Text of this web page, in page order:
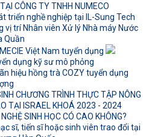
CÔNG TY TNHH NUMECO
triển nghề nghiệp tại IL-Sung Tech
vị trí Nhân viên Xử lý Nhà máy Nước
Quần
Việt Nam tuyển dụng
dụng kỹ sư mô phỏng
hiệu hồng trà COZY tuyển dụng
CHƯƠNG TRÌNH THỰC TẬP NÔNG
TẠI ISRAEL KHOÁ 2023 - 2024
SINH HỌC CÓ CAO KHÔNG?
sĩ, tiến sĩ hoặc sinh viên trao đổi tại